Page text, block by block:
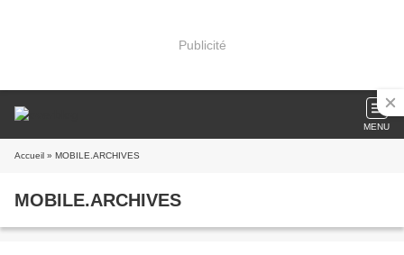
Publicité
MENU
Accueil » MOBILE.ARCHIVES
MOBILE.ARCHIVES